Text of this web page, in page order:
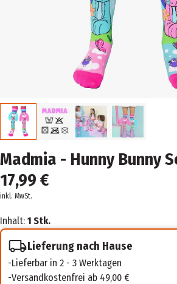
Madmia - Hunny Bunny
17,99 €
inkl. MwSt.
Inhalt: 1 Stk.
Lieferung nach Hause
Lieferbar in 2 - 3 Werktagen
Versandkostenfrei ab 49,00 €